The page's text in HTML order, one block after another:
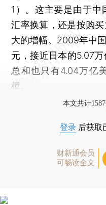
1）。这主要是由于中
汇率换算，还是按购
大的增幅。2009年中
元，接近日本的5.07
总和也只有4.04万亿
模。
本文共计
登录 后获取
财新通会员
可畅读全文